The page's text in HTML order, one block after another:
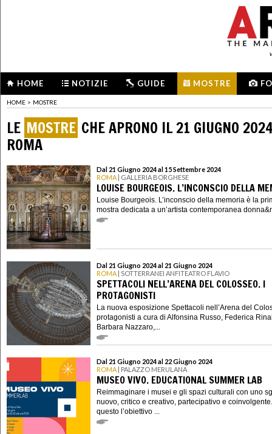
HOME NOTIZIE GUIDE MOSTRE
HOME > MOSTRE
LE MOSTRE CHE APRONO IL 21 GIUGNO
ROMA
Dal 21 Giugno 2024 al 15 Settembre 2024
ROMA | GALLERIA BORGHESE
LOUISE BOURGEOIS. L’INCONSCIO DELLA
Louise Bourgeois. L’inconscio della memoria è la
mostra dedicata a un’artista contemporanea
Dal 21 Giugno 2024 al 21 Giugno 2024
ROMA | SOTTERRANEI ANFITEATRO FLAVIO
SPETTACOLI NELL’ARENA DEL COLOSSEO. I
PROTAGONISTI
La nuova esposizione Spettacoli nell’Arena del
protagonisti a cura di Alfonsina Russo, Federica
Barbara Nazzaro,...
Dal 21 Giugno 2024 al 22 Giugno 2024
ROMA | PALAZZO MERULANA
MUSEO VIVO. EDUCATIONAL SUMMER LAB
Reimmaginare i musei e gli spazi culturali con uno
nuovo, critico e creativo, partecipativo e
questo l’obiettivo ...